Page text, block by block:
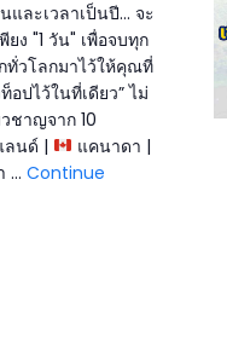
ละเวลาเป็นปี... จะ
ง "1 วัน" เพื่อจบทุก
ทั่วโลกมาไว้ให้คุณที่
ปไว้ในที่เดียว” ไม่
ชาญจาก 10
ลนด์ |
แคนาดา |
… Continue